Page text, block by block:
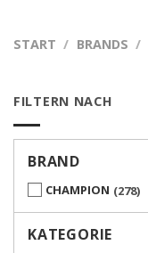
START / BRANDS /
FILTERN NACH
BRAND
CHAMPION 278
KATEGORIE